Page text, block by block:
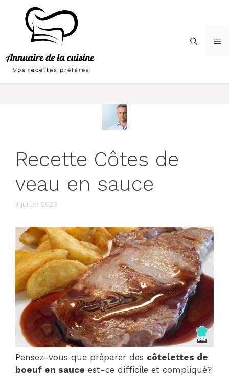
contenu
Recette Côtes de
veau en sauce
3 juillet 2023
Pensez-vous que préparer des côtelettes de
boeuf en sauce est-ce difficile et compliqué?